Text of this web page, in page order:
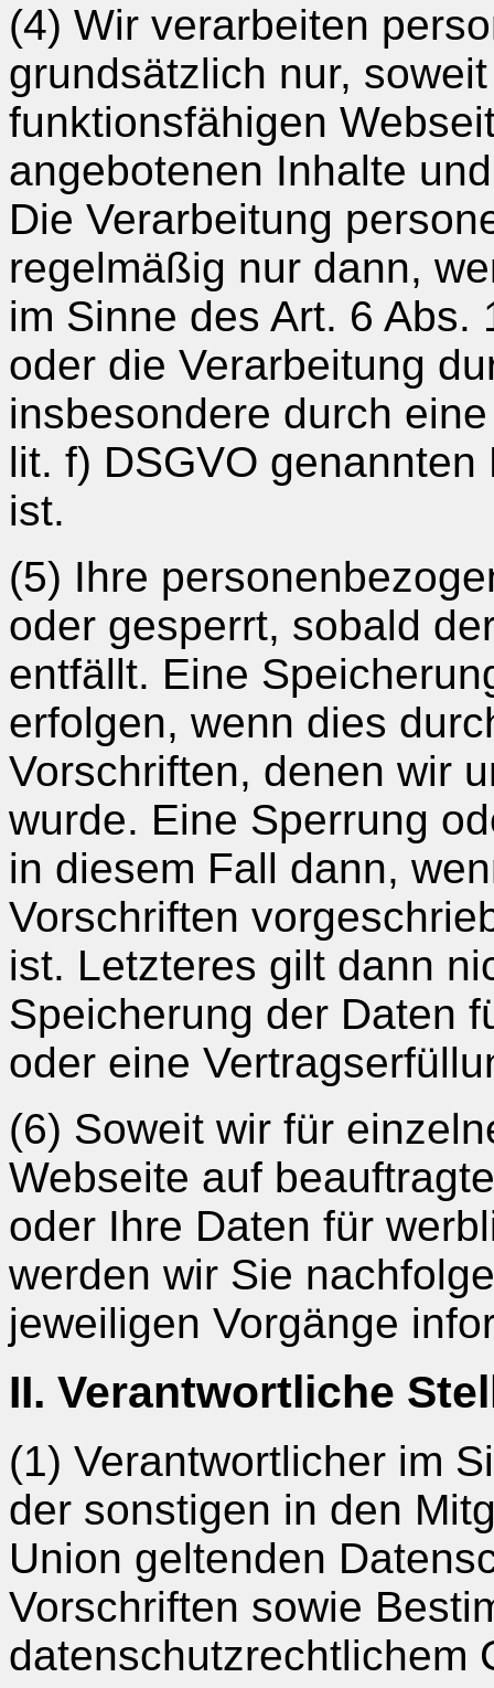
(4) Wir verarbeiten
grundsätzlich nur,
funktionsfähigen
angebotenen Inhalte
Die Verarbeitung
regelmäßig nur dann,
im Sinne des Art. 6
oder die Verarbeitung
insbesondere durch
lit. f) DSGVO
ist.
(5) Ihre
oder gesperrt, sobald
entfällt. Eine
erfolgen, wenn dies
Vorschriften, denen wir
wurde. Eine Sperrung
in diesem Fall dann,
Vorschriften
ist. Letzteres gilt dann
Speicherung der Daten
oder eine
(6) Soweit wir für
Webseite auf
oder Ihre Daten für
werden wir Sie
jeweiligen Vorgänge
II. Verantwortliche
(1) Verantwortlicher im
der sonstigen in den
Union geltenden
Vorschriften sowie
datenschutzrechtlichem